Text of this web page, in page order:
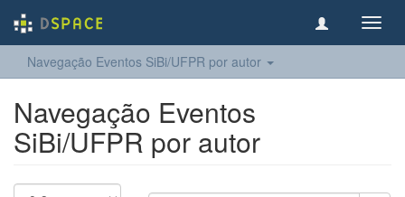
Navegação Eventos SiBi/UFPR por autor
Navegação Eventos
SiBi/UFPR por autor